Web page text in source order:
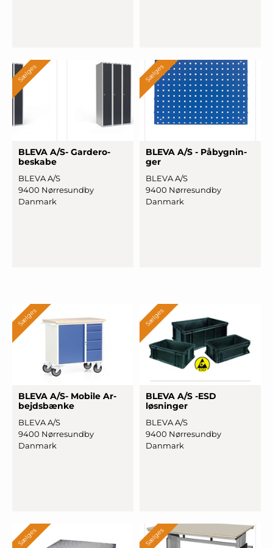
Sælges
BLEVA A/S- Gar­dero­
beska­be
BLEVA A/S
9400 Nørresundby
Danmark
Sælges
BLEVA A/S - På­bygnin­
ger
BLEVA A/S
9400 Nørresundby
Danmark
Sælges
BLEVA A/S- Mobile Ar­
bejdsbæn­ke
BLEVA A/S
9400 Nørresundby
Danmark
Sælges
BLEVA A/S -ESD
løsninger
BLEVA A/S
9400 Nørresundby
Danmark
Sælges Sælges